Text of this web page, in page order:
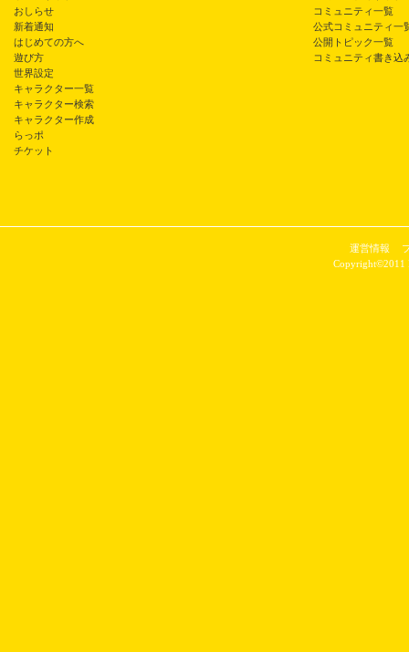
おしらせ
新着通知
はじめての方へ
遊び方
世界設定
キャラクター一覧
キャラクター検索
キャラクター作成
らっポ
チケット
コミュニティ一覧
公式コミュニティ一
公開トピック一覧
コミュニティ書き込
運営情報
Copyright©2011